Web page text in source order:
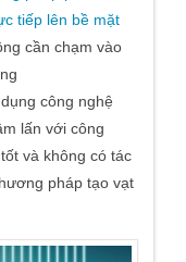
tiếp lên bề mặt
cần chạm vào
công nghệ
lấn với công
và không có tác
pháp tạo vạt